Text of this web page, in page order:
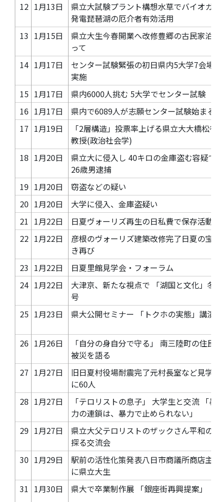
12 1月13日
県立大試験プラント構想水草でバイオガス
発電琵琶湖の厄介者有効活用
13 1月15日
県立大生今春開業へ改修豊郷の古民家泊ま
って
14 1月17日
センター試験緊張の初日県内5大学7会場
実施
15 1月17日
県内6000人挑む 5大学でセンター試験
16 1月17日
県内で6089人が志願センター試験始まる
17 1月19日
「2層構造」投票率上げる県立大大橋松行
教授(政治社会学)
18 1月20日
県立大に侵入し 40キロの金庫盗む容疑で
26歳男逮捕
19 1月20日
窃盗などの疑い
20 1月20日
大学に侵入、金庫盗疑い
21 1月22日
日夏ヴォーリズ再生の日私費で保存活動
22 1月22日
彦根のヴォーリズ建築改修完了日夏の宝輝
き再び
23 1月22日
日夏里館見学会・フォーラム
24 1月22日
大津京、新たな視点で 「湖国と文化」冬
号
25 1月23日 県大公開セミナー 「トクホの実態」講演
26 1月26日
「自分の身自分で守る」 南三陸町の住民
被災を語る
27 1月27日
旧日夏村役場耐震完了元村長室など見学会
に60人
28 1月27日
「テロリストの息子」 大学生と交流 「暴
力の連鎖は、暴力で止められない」
29 1月27日
県立大父テロリストのザックさん平和の道
探る交流会
30 1月29日
駅前の活性化策発表八日市商議所商店主ら
に県立大生
31 1月30日 県大で卒業制作展 「銀座街再興提案」